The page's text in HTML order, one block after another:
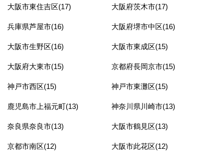
大阪市東住吉区(17) 大阪府茨木市(17)
兵庫県芦屋市(16) 大阪府堺市中区(16)
大阪市生野区(16) 大阪市東成区(15)
大阪府大東市(15) 京都府長岡京市(15)
神戸市西区(15) 神戸市東灘区(15)
鹿児島市上福元町(13) 神奈川県川崎市(13)
奈良県奈良市(13) 大阪市鶴見区(13)
京都市南区(12) 大阪市此花区(12)